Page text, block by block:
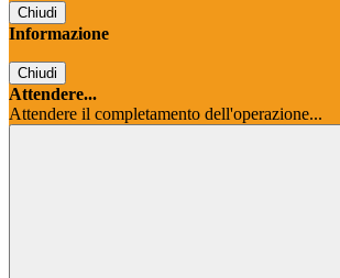
Chiudi
Informazione
Chiudi
Attendere...
Attendere il completamento dell'operazione...